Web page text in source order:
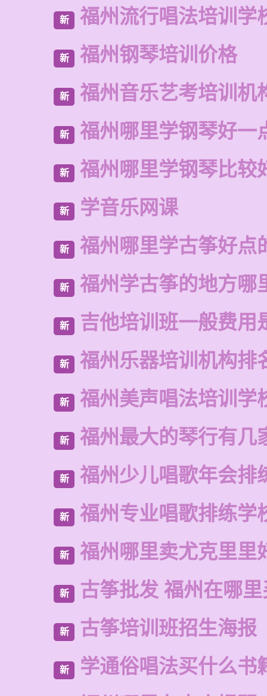
新 福州流行唱法培训学
新 福州钢琴培训价格
新 福州音乐艺考培训机
新 福州哪里学钢琴好一
新 福州哪里学钢琴比较
新 学音乐网课
新 福州哪里学古筝好点
新 福州学古筝的地方哪
新 吉他培训班一般费用
新 福州乐器培训机构排
新 福州美声唱法培训学
新 福州最大的琴行有几
新 福州少儿唱歌年会排
新 福州专业唱歌排练学
新 福州哪里卖尤克里里
新 古筝批发 福州在哪
新 古筝培训班招生海报
新 学通俗唱法买什么书